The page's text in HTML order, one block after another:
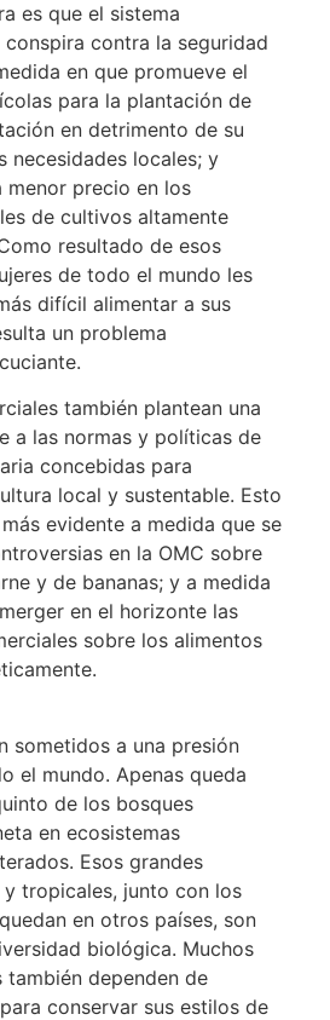
es que el sistema
contra la seguridad
en que promueve el
para la plantación de
en detrimento de su
necesidades locales; y
menor precio en los
de cultivos altamente
resultado de esos
de todo el mundo les
difícil alimentar a sus
un problema
también plantean una
a las normas y políticas de
concebidas para
local y sustentable. Esto
evidente a medida que se
en la OMC sobre
y de bananas; y a medida
en el horizonte las
sobre los alimentos
sometidos a una presión
el mundo. Apenas queda
de los bosques
en ecosistemas
Esos grandes
y tropicales, junto con los
en otros países, son
biológica. Muchos
también dependen de
conservar sus estilos de